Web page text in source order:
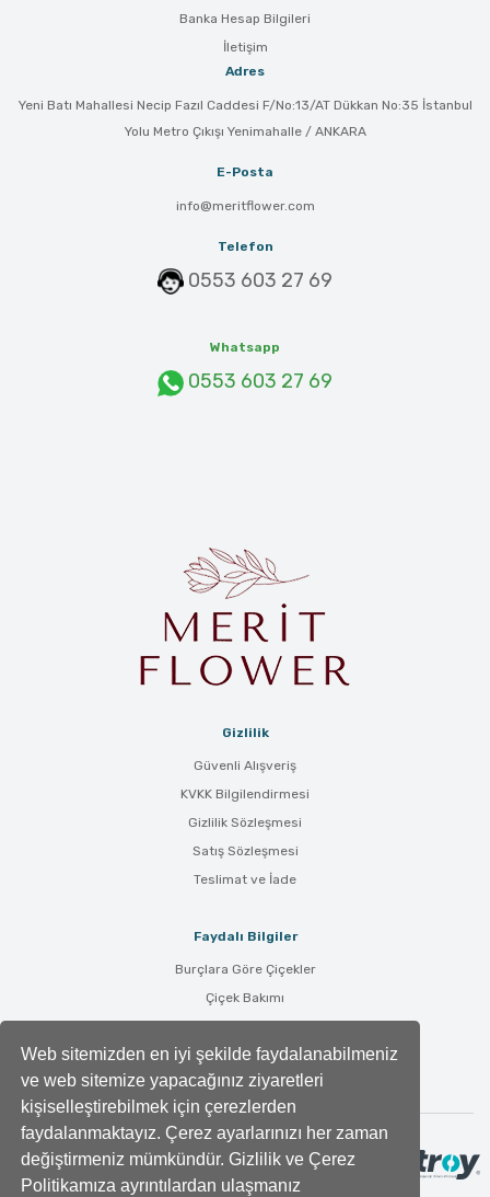
Web sitemizden en iyi şekilde faydalanabilmeniz
ve web sitemize yapacağınız ziyaretleri
kişiselleştirebilmek için çerezlerden
faydalanmaktayız. Çerez ayarlarınızı her zaman
değiştirmeniz mümkündür. Gizlilik ve Çerez
Politikamıza ayrıntılardan ulaşmanız
Banka Hesap Bilgileri
İletişim
Adres
Yeni Batı Mahallesi Necip Fazıl Caddesi F/No:13/AT Dükkan No:35 İstanbul
Yolu Metro Çıkışı Yenimahalle / ANKARA
E-Posta
info@meritflower.com
Telefon
0553 603 27 69
Whatsapp
0553 603 27 69
Gizlilik
Güvenli Alışveriş
KVKK Bilgilendirmesi
Gizlilik Sözleşmesi
Satış Sözleşmesi
Teslimat ve İade
Faydalı Bilgiler
Burçlara Göre Çiçekler
Çiçek Bakımı
Çiçek Anlamları
Tüm Blog Yazıları